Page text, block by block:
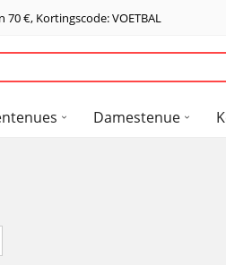
70 €, Kortingscode: VOETBAL
Damestenue